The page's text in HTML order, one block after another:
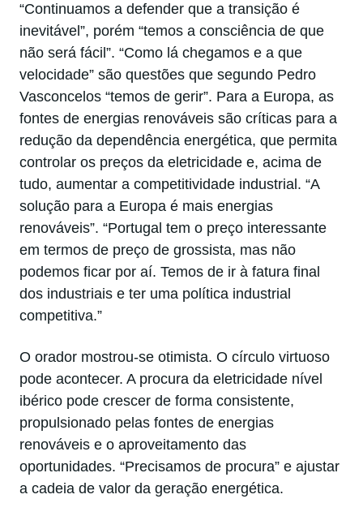
“Continuamos a defender que a transição é
inevitável”, porém “temos a consciência de que
não será fácil”. “Como lá chegamos e a que
velocidade” são questões que segundo Pedro
Vasconcelos “temos de gerir”. Para a Europa, as
fontes de energias renováveis são críticas para a
redução da dependência energética, que permita
controlar os preços da eletricidade e, acima de
tudo, aumentar a competitividade industrial. “A
solução para a Europa é mais energias
renováveis”. “Portugal tem o preço interessante
em termos de preço de grossista, mas não
podemos ficar por aí. Temos de ir à fatura final
dos industriais e ter uma política industrial
competitiva.”
O orador mostrou-se otimista. O círculo virtuoso
pode acontecer. A procura da eletricidade nível
ibérico pode crescer de forma consistente,
propulsionado pelas fontes de energias
renováveis e o aproveitamento das
oportunidades. “Precisamos de procura” e ajustar
a cadeia de valor da geração energética.